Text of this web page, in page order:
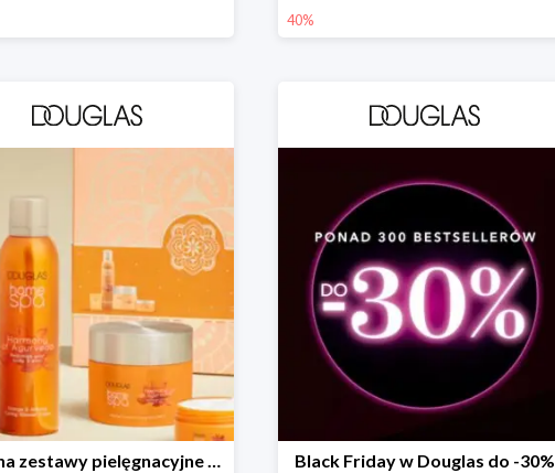
40%
-20% na zestawy pielęgnacyjne w Douglas! Black Friday w Douglas do -30%